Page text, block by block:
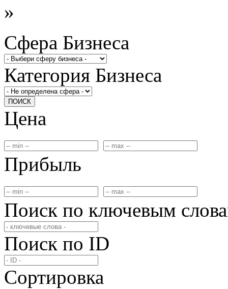
»
Сфера Бизнеса
Категория Бизнеса
ПОИСК
Цена
Прибыль
Поиск по ключевым
Поиск по ID
Сортировка